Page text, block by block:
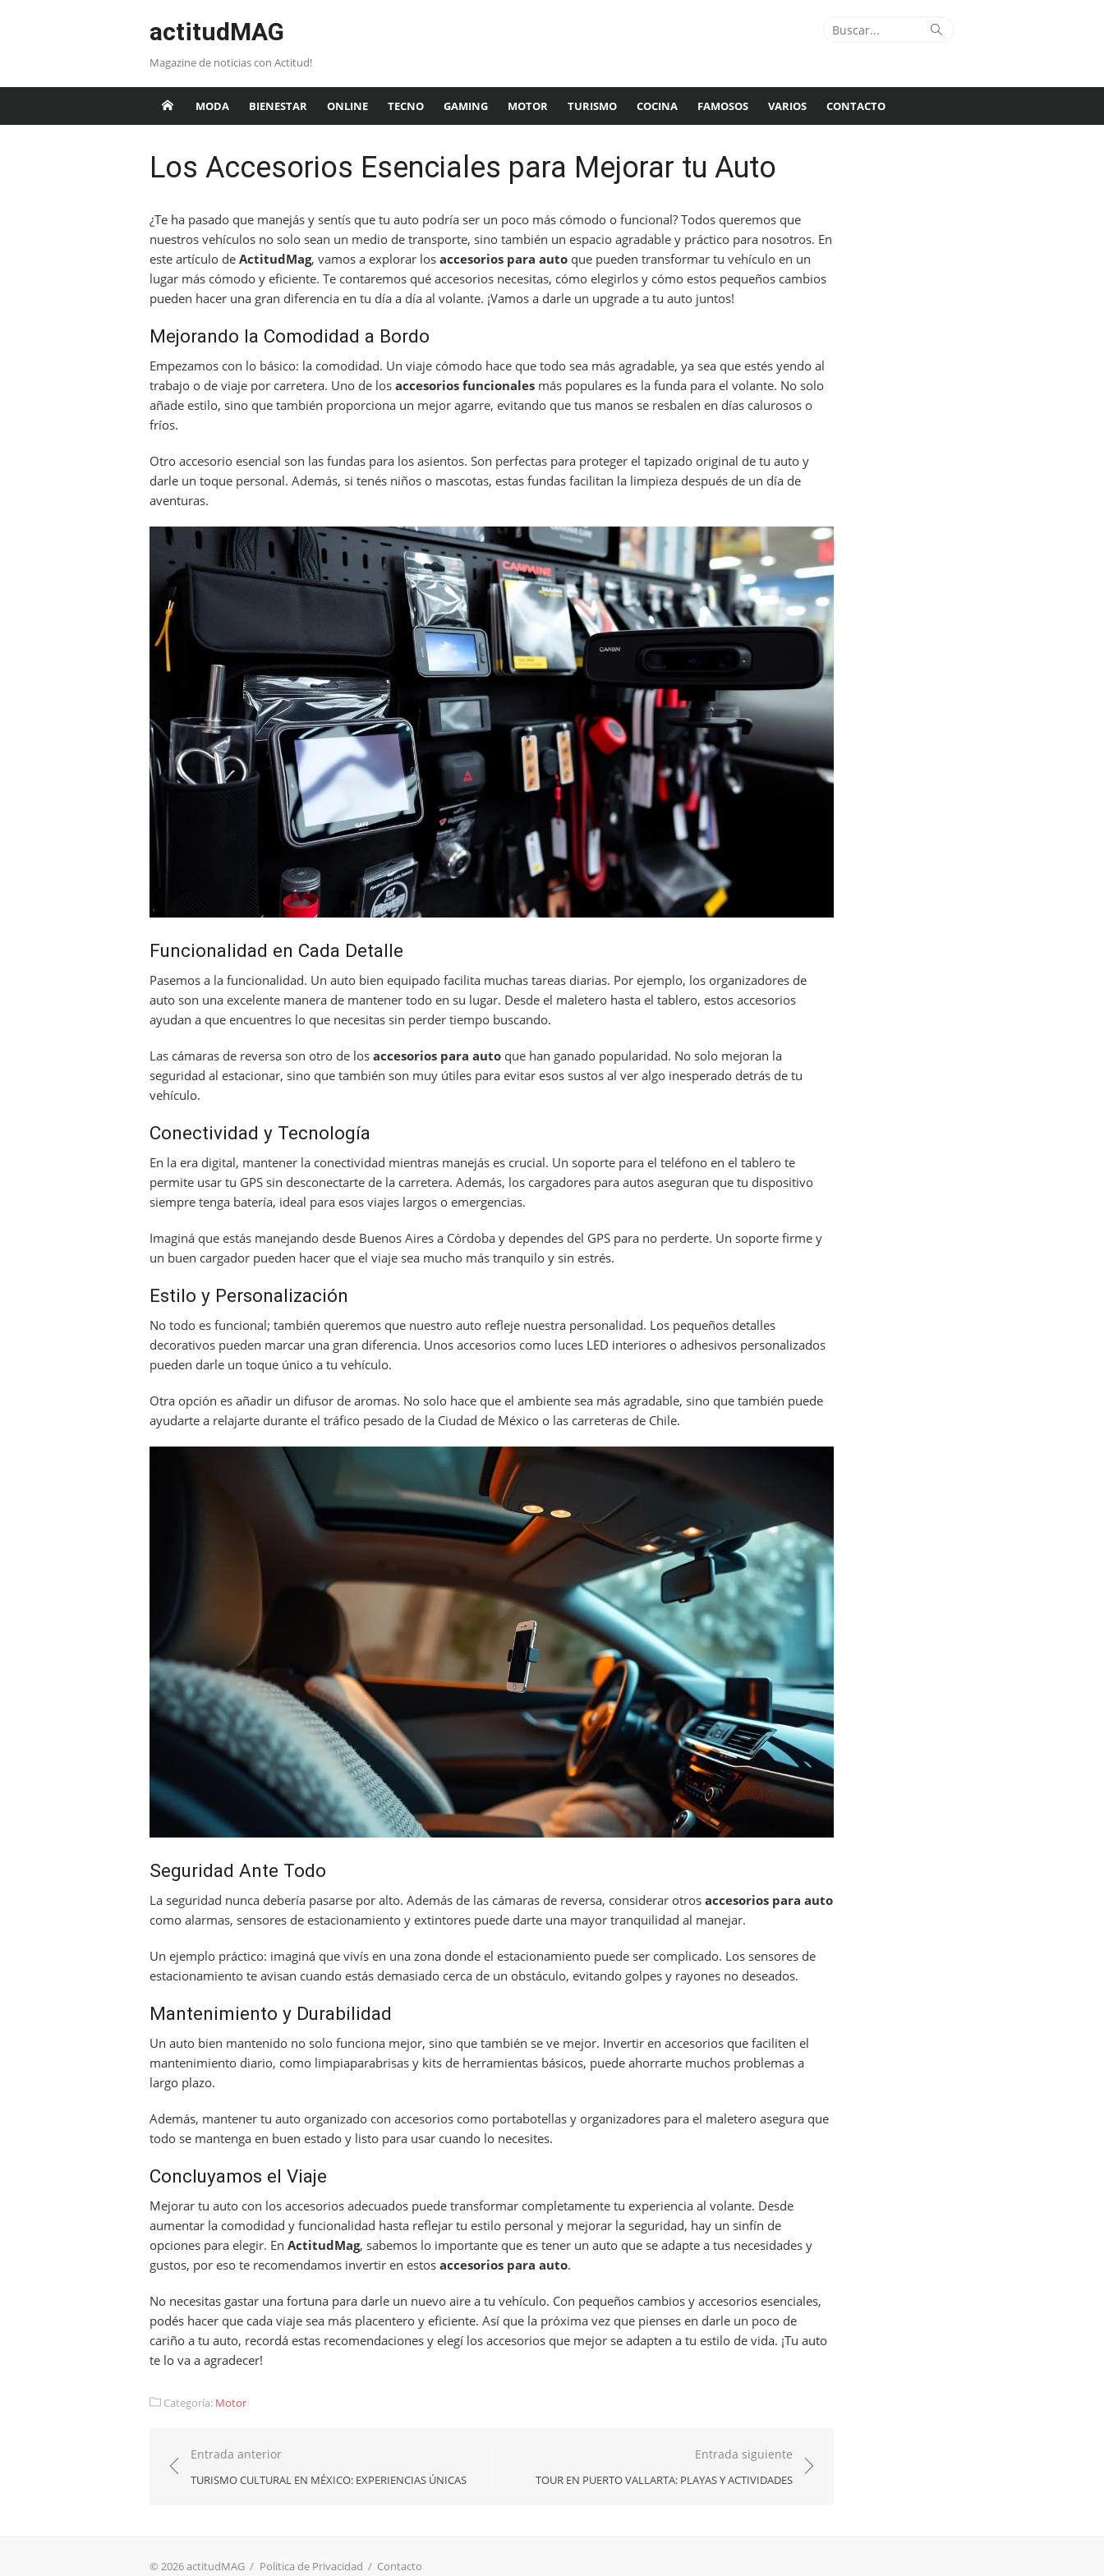
actitudMAG
Magazine de noticias con Actitud!
Buscar: Buscar
MODA BIENESTAR ONLINE TECNO GAMING MOTOR TURISMO COCINA FAMOSOS VARIOS CONTACTO
Los Accesorios Esenciales para Mejorar tu Auto
¿Te ha pasado que manejás y sentís que tu auto podría ser un poco más cómodo o funcional? Todos queremos que
nuestros vehículos no solo sean un medio de transporte, sino también un espacio agradable y práctico para nosotros. En
este artículo de ActitudMag, vamos a explorar los accesorios para auto que pueden transformar tu vehículo en un
lugar más cómodo y eficiente. Te contaremos qué accesorios necesitas, cómo elegirlos y cómo estos pequeños cambios
pueden hacer una gran diferencia en tu día a día al volante. ¡Vamos a darle un upgrade a tu auto juntos!
Mejorando la Comodidad a Bordo
Empezamos con lo básico: la comodidad. Un viaje cómodo hace que todo sea más agradable, ya sea que estés yendo al
trabajo o de viaje por carretera. Uno de los accesorios funcionales más populares es la funda para el volante. No solo
añade estilo, sino que también proporciona un mejor agarre, evitando que tus manos se resbalen en días calurosos o
fríos.
Otro accesorio esencial son las fundas para los asientos. Son perfectas para proteger el tapizado original de tu auto y
darle un toque personal. Además, si tenés niños o mascotas, estas fundas facilitan la limpieza después de un día de
aventuras.
Funcionalidad en Cada Detalle
Pasemos a la funcionalidad. Un auto bien equipado facilita muchas tareas diarias. Por ejemplo, los organizadores de
auto son una excelente manera de mantener todo en su lugar. Desde el maletero hasta el tablero, estos accesorios
ayudan a que encuentres lo que necesitas sin perder tiempo buscando.
Las cámaras de reversa son otro de los accesorios para auto que han ganado popularidad. No solo mejoran la
seguridad al estacionar, sino que también son muy útiles para evitar esos sustos al ver algo inesperado detrás de tu
vehículo.
Conectividad y Tecnología
En la era digital, mantener la conectividad mientras manejás es crucial. Un soporte para el teléfono en el tablero te
permite usar tu GPS sin desconectarte de la carretera. Además, los cargadores para autos aseguran que tu dispositivo
siempre tenga batería, ideal para esos viajes largos o emergencias.
Imaginá que estás manejando desde Buenos Aires a Córdoba y dependes del GPS para no perderte. Un soporte firme y
un buen cargador pueden hacer que el viaje sea mucho más tranquilo y sin estrés.
Estilo y Personalización
No todo es funcional; también queremos que nuestro auto refleje nuestra personalidad. Los pequeños detalles
decorativos pueden marcar una gran diferencia. Unos accesorios como luces LED interiores o adhesivos personalizados
pueden darle un toque único a tu vehículo.
Otra opción es añadir un difusor de aromas. No solo hace que el ambiente sea más agradable, sino que también puede
ayudarte a relajarte durante el tráfico pesado de la Ciudad de México o las carreteras de Chile.
Seguridad Ante Todo
La seguridad nunca debería pasarse por alto. Además de las cámaras de reversa, considerar otros accesorios para auto
como alarmas, sensores de estacionamiento y extintores puede darte una mayor tranquilidad al manejar.
Un ejemplo práctico: imaginá que vivís en una zona donde el estacionamiento puede ser complicado. Los sensores de
estacionamiento te avisan cuando estás demasiado cerca de un obstáculo, evitando golpes y rayones no deseados.
Mantenimiento y Durabilidad
Un auto bien mantenido no solo funciona mejor, sino que también se ve mejor. Invertir en accesorios que faciliten el
mantenimiento diario, como limpiaparabrisas y kits de herramientas básicos, puede ahorrarte muchos problemas a
largo plazo.
Además, mantener tu auto organizado con accesorios como portabotellas y organizadores para el maletero asegura que
todo se mantenga en buen estado y listo para usar cuando lo necesites.
Concluyamos el Viaje
Mejorar tu auto con los accesorios adecuados puede transformar completamente tu experiencia al volante. Desde
aumentar la comodidad y funcionalidad hasta reflejar tu estilo personal y mejorar la seguridad, hay un sinfín de
opciones para elegir. En ActitudMag, sabemos lo importante que es tener un auto que se adapte a tus necesidades y
gustos, por eso te recomendamos invertir en estos accesorios para auto.
No necesitas gastar una fortuna para darle un nuevo aire a tu vehículo. Con pequeños cambios y accesorios esenciales,
podés hacer que cada viaje sea más placentero y eficiente. Así que la próxima vez que pienses en darle un poco de
cariño a tu auto, recordá estas recomendaciones y elegí los accesorios que mejor se adapten a tu estilo de vida. ¡Tu auto
te lo va a agradecer!
Categoría: Motor
Navegación
de
Entrada anterior
TURISMO CULTURAL EN MÉXICO: EXPERIENCIAS ÚNICAS
Entrada siguiente
TOUR EN PUERTO VALLARTA: PLAYAS Y ACTIVIDADES
© 2026 actitudMAG / Politica de Privacidad / Contacto